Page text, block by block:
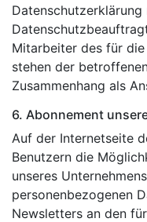
Mitarbeiter des für
stehen der
Zusammenhang als
6. Abonnement
Auf der Internetseite
Benutzern die
unseres
personenbezogenen
Newsletters an den